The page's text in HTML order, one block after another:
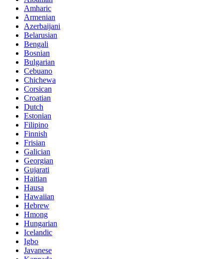
Amharic
Armenian
Azerbaijani
Belarusian
Bengali
Bosnian
Bulgarian
Cebuano
Chichewa
Corsican
Croatian
Dutch
Estonian
Filipino
Finnish
Frisian
Galician
Georgian
Gujarati
Haitian
Hausa
Hawaiian
Hebrew
Hmong
Hungarian
Icelandic
Igbo
Javanese